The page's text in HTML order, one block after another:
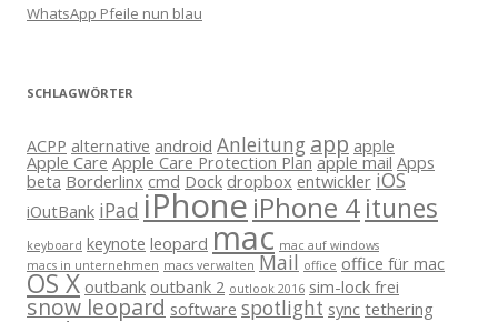
WhatsApp Pfeile nun blau
SCHLAGWÖRTER
ACPP alternative android Anleitung app apple
Apple Care Apple Care Protection Plan apple mail Apps
beta Borderlinx cmd Dock dropbox entwickler iOS
iOutBank iPad iPhone iPhone 4itunes
keyboard keynote leopard mac mac auf windows
macs in unternehmen macs verwalten Mail office office für mac
OS X outbank outbank 2 outlook 2016 sim-lock frei
snow leopard software spotlight sync tethering